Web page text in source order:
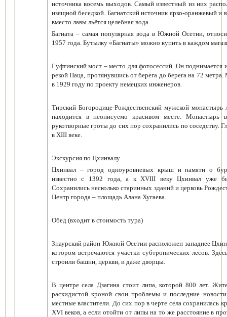
источника восемь выходов. Самый известный из них
изящной беседкой. Багиатский источник ярко-оранжевый и
вместо лавы льётся целебная вода.
Багиата – самая популярная вода в Южной Осетии,
1957 года. Бутылку «Багиаты» можно купить в каждом
Гуфтинский мост – место для фотосессий. Он
рекой Паца, протянувшись от берега до берега на 72
в 1929 году по проекту немецких инженеров.
Тирский Богородице-Рождественский мужской монастырь
находится в неописуемо красивом месте.
рукотворные гроты до сих пор сохранились по соседству.
в XIII веке.
Экскурсия по Цхинвалу
Цхинвал – город одноуровневых крыш и памяти о
известно с 1392 года, а к XVIII веку Цхинвал уже
Сохранились несколько старинных зданий и церковь
Центр города – площадь Алана Хугаева.
Обед (входит в стоимость тура)
Знаурский район Южной Осетии расположен западнее
котором встречаются участки субтропических лесов.
строили башни, церкви, и даже дворцы.
В центре села Дзагина стоит липа, которой 800 лет.
раскидистой кроной свои проблемы и последние
местные властители. До сих пор в черте села сохранилась
XVI веков, а если отойти от липы на то же расстояние в